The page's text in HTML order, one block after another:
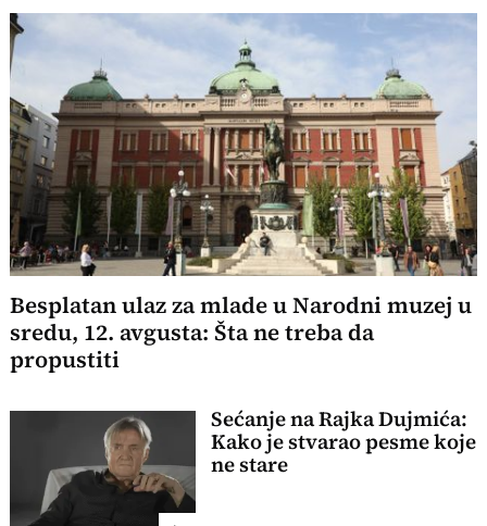
Besplatan ulaz za mlade u Narodni muzej u
sredu, 12. avgusta: Šta ne treba da
propustiti
Sećanje na Rajka Dujmića:
Kako je stvarao pesme koje
ne stare